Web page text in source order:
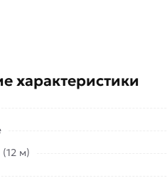
характеристики
м)